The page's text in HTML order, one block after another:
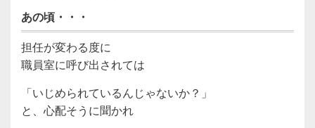
あの頃・・・
担任が変わる度に
職員室に呼び出されては
「いじめられているんじゃないか？」
と、心配そうに聞かれ